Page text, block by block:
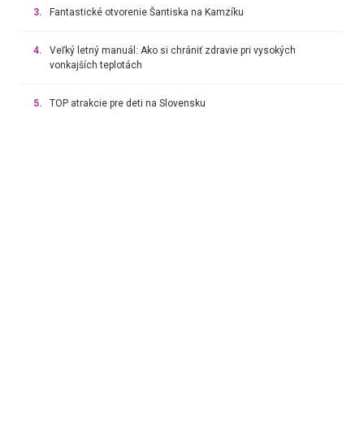
3. Fantastické otvorenie Šantiska na Kamzíku
4.
Veľký letný manuál: Ako si chrániť zdravie pri vysokých
vonkajších teplotách
5. TOP atrakcie pre deti na Slovensku